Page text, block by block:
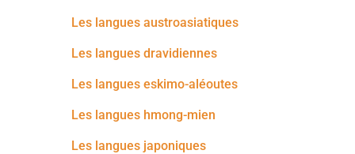
Les langues austroasiatiques
Les langues dravidiennes
Les langues eskimo-aléoutes
Les langues hmong-mien
Les langues japoniques